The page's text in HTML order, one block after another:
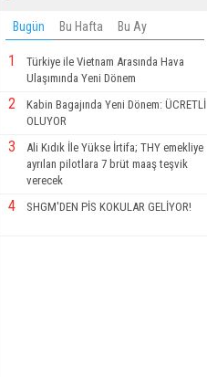
Bugün Bu Hafta Bu Ay
1
Türkiye ile Vietnam Arasında Hava
Ulaşımında Yeni Dönem
2
Kabin Bagajında Yeni Dönem: ÜCRETLİ
OLUYOR
3
Ali Kıdık İle Yükse İrtifa; THY emekliye
ayrılan pilotlara 7 brüt maaş teşvik
verecek
4 SHGM'DEN PİS KOKULAR GELİYOR!